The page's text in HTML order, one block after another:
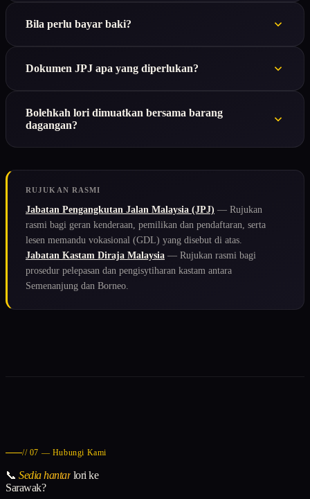
Bila perlu bayar baki?
Dokumen JPJ apa yang diperlukan?
Bolehkah lori dimuatkan bersama barang
dagangan?
RUJUKAN RASMI
Jabatan Pengangkutan Jalan Malaysia (JPJ) — Rujukan
rasmi bagi geran kenderaan, pemilikan dan pendaftaran, serta
lesen memandu vokasional (GDL) yang disebut di atas.
Jabatan Kastam Diraja Malaysia — Rujukan rasmi bagi
prosedur pelepasan dan pengisytiharan kastam antara
Semenanjung dan Borneo.
// 07 — Hubungi Kami
📞Sedia hantar lori ke
Sarawak?